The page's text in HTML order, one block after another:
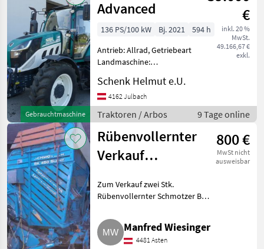
Marktplatz Händlerangebote
Gebrauchtmaschine
Advanced
€
inkl. 20 %
MwSt.
49.166,67 €
exkl.
136 PS/100 kW Bj. 2021
594 h
Antrieb: Allrad, Getriebeart
Landmaschine:
Plattform: Kabine,
Zapfwellendrehzahl:
540/1000,
Höchstgeschwindigkeit in
km/h: 40 km/h, Aufladung:
Turbola
Schenk Helmut e.U.
4162 Julbach
Traktoren / Arbos 9 Tage online
Rübenvollernter
Verkauf
450
800 €
MwSt nicht
ausweisbar
Zum Verkauf zwei Stk.
Rübenvollernter Schmotzer BK
Entleerungsband, voll
funktionsfähig. Preis je Stk..
Traktoren Standard Traktoren
Manfred Wiesinger
4481 Asten